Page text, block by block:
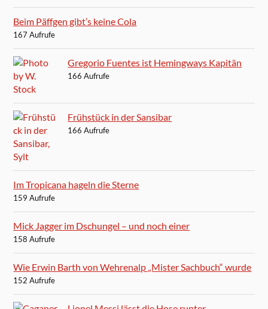
Beim Päffgen gibt’s keine Cola
167 Aufrufe
Gregorio Fuentes ist Hemingways Kapitän
166 Aufrufe
Frühstück in der Sansibar
166 Aufrufe
Im Tropicana hageln die Sterne
159 Aufrufe
Mick Jagger im Dschungel – und noch einer
158 Aufrufe
Wie Erwin Barth von Wehrenalp „Mister Sachbuch“ wurde
152 Aufrufe